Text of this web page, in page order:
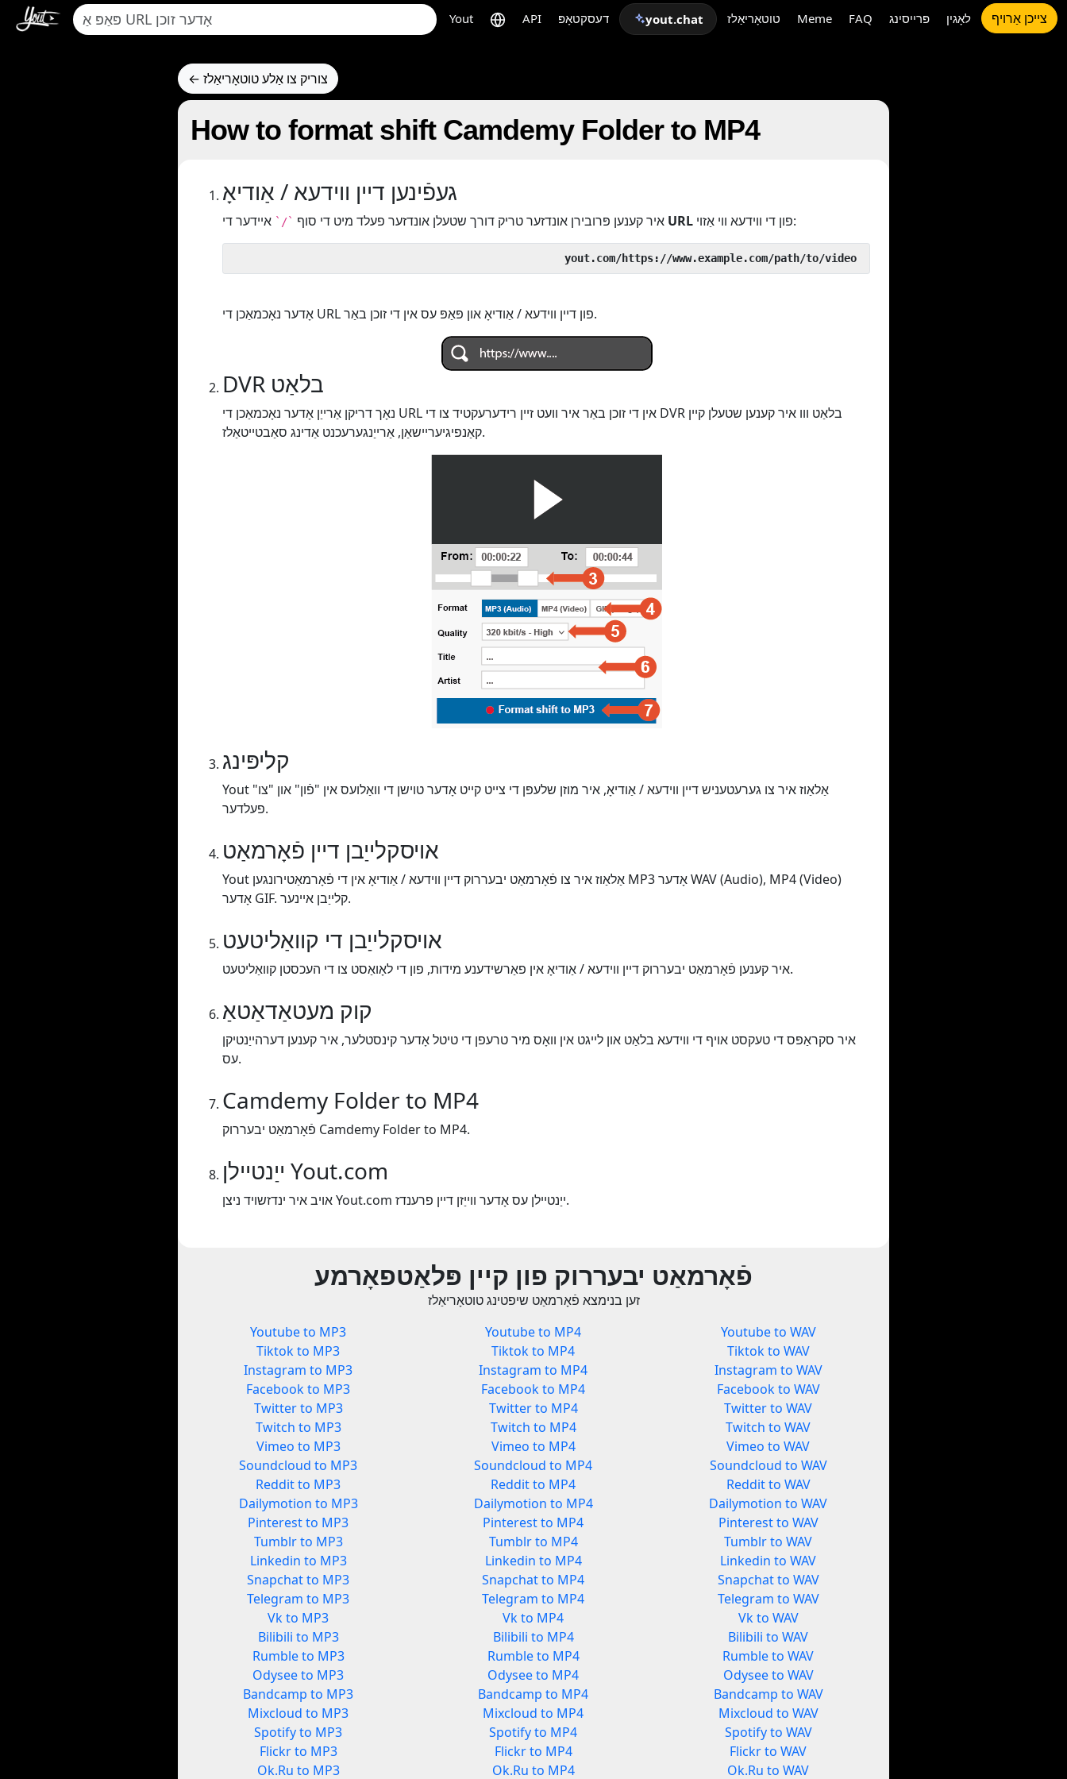
Yout API דעסקטאָפּ yout.chat טוטאָריאַלז Meme FAQ פּרייסינג לאָגין צייכן אַרויף
← צוריק צו אַלע טוטאָריאַלז
How to format shift Camdemy Folder to MP4
געפֿינען דיין ווידעא / אַודיאָ
איר קענען פּרובירן אונדזער טריק דורך שטעלן אונדזער פעלד מיט די סוף `/` URL פון די ווידעא ווי אַזוי:
אָדער נאָכמאַכן די URL פון דיין ווידעא / אַודיאָ און פּאַפּ עס אין די זוכן באַר.
DVR בלאַט
נאָך דריקן אַרייַן אָדער נאָכמאַכן די URL אין די זוכן באַר איר וועט זיין רידערעקטיד צו די DVR בלאַט ווו איר קענען שטעלן קיין
קאַנפיגיעריישאַן, אַרייַנגערעכנט אַדינג סאַבטייטאַלז.
קליפּינג
Yout אַלאַוז איר צו גערעטעניש דיין ווידעא / אַודיאָ, איר מוזן שלעפּן די צייט קייט אָדער טוישן די וואַלועס אין "פֿון" און "צו"
פעלדער.
אויסקלייַבן דיין פֿאָרמאַט
Yout אַלאַוז איר צו פֿאָרמאַט יבעררוק דיין ווידעא / אַודיאָ אין די פֿאָרמאַטירונגען MP3 אָדער WAV (Audio), MP4 (Video)
אָדער GIF. קלייַבן איינער.
אויסקלייַבן די קוואַליטעט
איר קענען פֿאָרמאַט יבעררוק דיין ווידעא / אַודיאָ אין פאַרשידענע מידות, פון די לאָואַסט צו די העכסטן קוואַליטעט.
קוק מעטאַדאַטאַ
איר סקראַפּס די טעקסט אויף די ווידעא בלאַט און לייגט אין וואָס מיר טרעפן די טיטל אָדער קינסטלער, איר קענען דערהייַנטיקן
עס.
Camdemy Folder to MP4
פֿאָרמאַט יבעררוק Camdemy Folder to MP4.
ייַנטיילן Yout.com
אויב איר ינדזשויד ניצן Yout.com ייַנטיילן עס אָדער ווייַזן דיין פרענדז.
פֿאָרמאַט יבעררוק פון קיין פּלאַטפאָרמע
זען בנימצא פֿאָרמאַט שיפטינג טוטאָריאַלז
Youtube to MP3
Tiktok to MP3
Instagram to MP3
Facebook to MP3
Twitter to MP3
Twitch to MP3
Vimeo to MP3
Soundcloud to MP3
Reddit to MP3
Dailymotion to MP3
Pinterest to MP3
Tumblr to MP3
Linkedin to MP3
Snapchat to MP3
Telegram to MP3
Vk to MP3
Bilibili to MP3
Rumble to MP3
Odysee to MP3
Bandcamp to MP3
Mixcloud to MP3
Spotify to MP3
Flickr to MP3
Ok.Ru to MP3
Youtube to MP4
Tiktok to MP4
Instagram to MP4
Facebook to MP4
Twitter to MP4
Twitch to MP4
Vimeo to MP4
Soundcloud to MP4
Reddit to MP4
Dailymotion to MP4
Pinterest to MP4
Tumblr to MP4
Linkedin to MP4
Snapchat to MP4
Telegram to MP4
Vk to MP4
Bilibili to MP4
Rumble to MP4
Odysee to MP4
Bandcamp to MP4
Mixcloud to MP4
Spotify to MP4
Flickr to MP4
Ok.Ru to MP4
Youtube to WAV
Tiktok to WAV
Instagram to WAV
Facebook to WAV
Twitter to WAV
Twitch to WAV
Vimeo to WAV
Soundcloud to WAV
Reddit to WAV
Dailymotion to WAV
Pinterest to WAV
Tumblr to WAV
Linkedin to WAV
Snapchat to WAV
Telegram to WAV
Vk to WAV
Bilibili to WAV
Rumble to WAV
Odysee to WAV
Bandcamp to WAV
Mixcloud to WAV
Spotify to WAV
Flickr to WAV
Ok.Ru to WAV